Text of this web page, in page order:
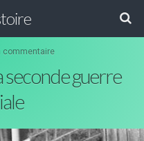
commentaire
seconde guerre